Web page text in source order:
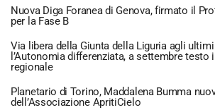
Nuova Diga Foranea di Genova, firmato il
per la Fase B
Via libera della Giunta della Liguria agli
l’Autonomia differenziata, a settembre testo
regionale
Planetario di Torino, Maddalena Bumma
dell’Associazione ApritiCielo